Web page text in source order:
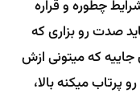
چطوره و قراره
صدت رو بزاری که
جاییه که میتونی ازش
پرتاب میکنه بالا،